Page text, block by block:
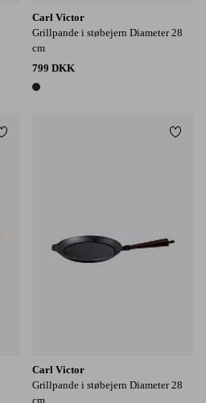
Carl Victor
Grillpande i støbejern Diameter 28
cm
799 DKK
1 farve
Tilføj til favoritter
Carl Victor
Grillpande i støbejern Diameter 28
cm